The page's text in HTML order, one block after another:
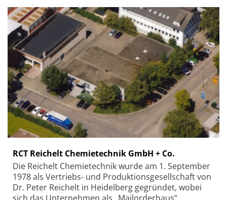
RCT Reichelt Chemietechnik GmbH + Co.
Die Reichelt Chemietechnik wurde am 1. September
1978 als Vertriebs- und Produktionsgesellschaft von
Dr. Peter Reichelt in Heidelberg gegründet, wobei